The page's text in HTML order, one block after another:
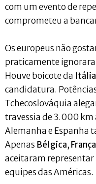
com um evento de
comprometeu a
Os europeus não
praticamente
Houve boicote da Itália
candidatura.
Tchecoslováquia
travessia de 3.000 km
Alemanha e Espanha
Apenas Bélgica, França
aceitaram representar
equipes das Américas.